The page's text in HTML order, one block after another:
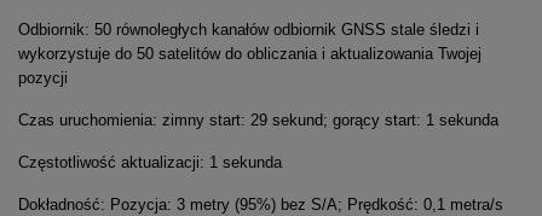
Odbiornik: 50 równoległych kanałów odbiornik GNSS stale śledzi i
wykorzystuje do 50 satelitów do obliczania i aktualizowania Twojej
pozycji
Czas uruchomienia: zimny start: 29 sekund; gorący start: 1 sekunda
Częstotliwość aktualizacji: 1 sekunda
Dokładność: Pozycja: 3 metry (95%) bez S/A; Prędkość: 0,1 metra/s